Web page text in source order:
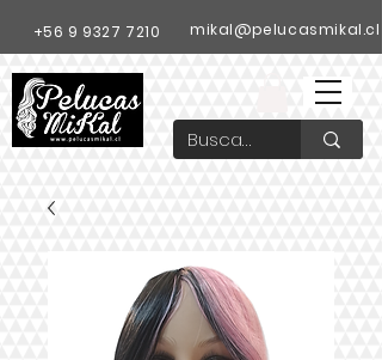
+56 9 9327 7210 mikal@pelucasmikal.cl